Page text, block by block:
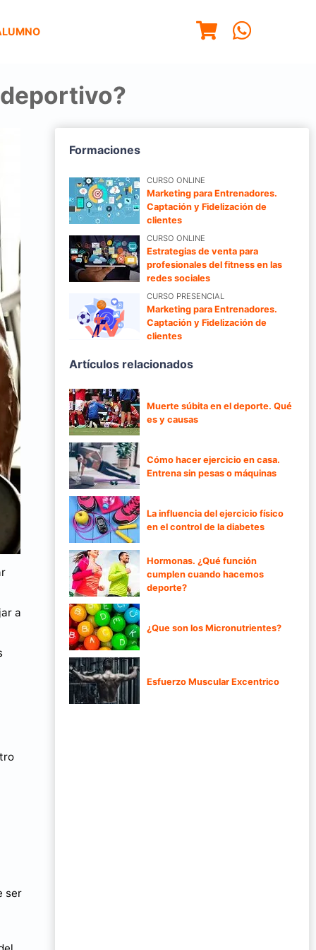
a
ser
Formaciones
CURSO ONLINE
Marketing para Entrenadores.
Captación y Fidelización de
clientes
CURSO ONLINE
Estrategias de venta para
profesionales del fitness en las
redes sociales
CURSO PRESENCIAL
Marketing para Entrenadores.
Captación y Fidelización de
clientes
Artículos relacionados
Muerte súbita en el deporte. Qué
es y causas
Cómo hacer ejercicio en casa.
Entrena sin pesas o máquinas
La influencia del ejercicio físico
en el control de la diabetes
Hormonas. ¿Qué función
cumplen cuando hacemos
deporte?
¿Que son los Micronutrientes?
Esfuerzo Muscular Excentrico